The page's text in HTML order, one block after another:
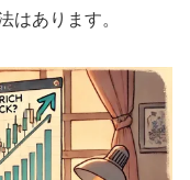
はあります。